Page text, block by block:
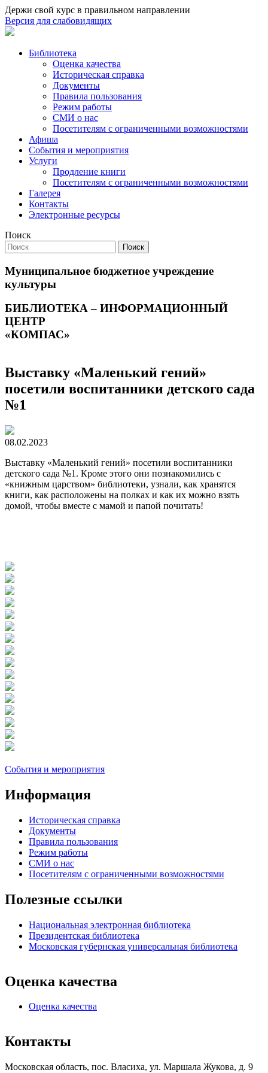
Держи свой курс в правильном направлении
Версия для слабовидящих
Библиотека
Оценка качества
Историческая справка
Документы
Правила пользования
Режим работы
СМИ о нас
Посетителям с ограниченными возможностями
Афиша
События и мероприятия
Услуги
Продление книги
Посетителям с ограниченными возможностями
Галерея
Контакты
Электронные ресурсы
Поиск
Поиск
Муниципальное бюджетное учреждение
культуры
БИБЛИОТЕКА – ИНФОРМАЦИОННЫЙ
ЦЕНТР
«КОМПАС»
Выставку «Маленький гений»
посетили воспитанники детского сада
№1
08.02.2023
Выставку «Маленький гений» посетили воспитанники
детского сада №1. Кроме этого они познакомились с
«книжным царством» библиотеки, узнали, как хранятся
книги, как расположены на полках и как их можно взять
домой, чтобы вместе с мамой и папой почитать!
События и мероприятия
Информация
Историческая справка
Документы
Правила пользования
Режим работы
СМИ о нас
Посетителям с ограниченными возможностями
Полезные ссылки
Национальная электронная библиотека
Президентская библиотека
Московская губернская универсальная библиотека
Оценка качества
Оценка качества
Контакты
Московская область, пос. Власиха, ул. Маршала Жукова, д. 9